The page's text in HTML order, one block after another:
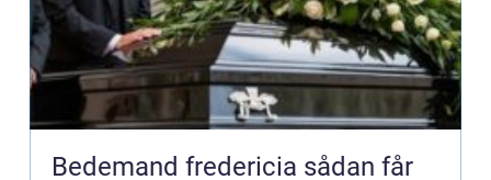
Bedemand fredericia sådan får